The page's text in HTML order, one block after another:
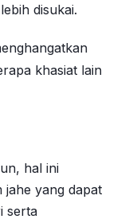
disukai.
khasiat lain
hal ini
jahe yang dapat
serta